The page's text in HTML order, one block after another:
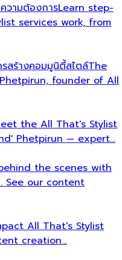
วามต้องการLearn step-
services work, from